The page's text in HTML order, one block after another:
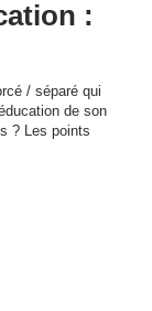
:
/ séparé qui
de son
? Les points